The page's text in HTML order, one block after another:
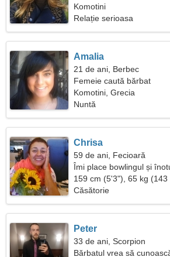
Komotini
Relație serioasa
Amalia
21 de ani, Berbec
Femeie caută bărbat
Komotini, Grecia
Nuntă
Chrisa
59 de ani, Fecioară
Îmi place bowlingul și
159 cm (5'3"), 65 kg (143
Căsătorie
Peter
33 de ani, Scorpion
Bărbatul vrea să